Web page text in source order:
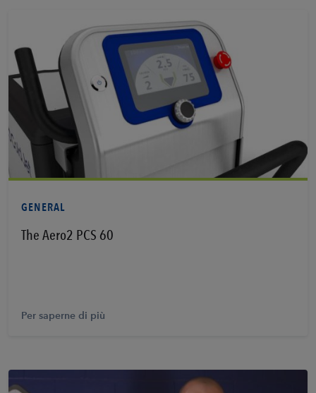
GENERAL
The Aero2 PCS 60
Per saperne di più
Per saperne di più